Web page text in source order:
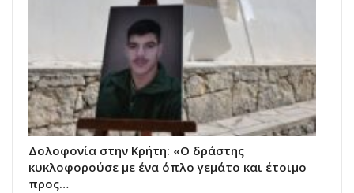
Δολοφονία στην Κρήτη: «Ο δράστης
κυκλοφορούσε με ένα όπλο γεμάτο και έτοιμο
προς…